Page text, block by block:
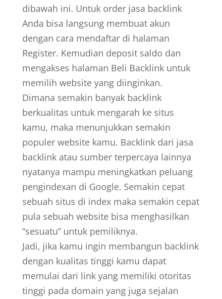
dibawah ini. Untuk order jasa backlink
Anda bisa langsung membuat akun
dengan cara mendaftar di halaman
Register. Kemudian deposit saldo dan
mengakses halaman Beli Backlink untuk
memilih website yang diinginkan.
Dimana semakin banyak backlink
berkualitas untuk mengarah ke situs
kamu, maka menunjukkan semakin
populer website kamu. Backlink dari jasa
backlink atau sumber terpercaya lainnya
nyatanya mampu meningkatkan peluang
pengindexan di Google. Semakin cepat
sebuah situs di index maka semakin cepat
pula sebuah website bisa menghasilkan
“sesuatu” untuk pemiliknya.
Jadi, jika kamu ingin membangun backlink
dengan kualitas tinggi kamu dapat
memulai dari link yang memiliki otoritas
tinggi pada domain yang juga sejalan